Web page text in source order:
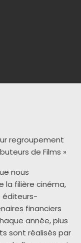
regroupement
de Films »
nous
la filière cinéma,
éditeurs-
financiers
année, plus
sont réalisés par